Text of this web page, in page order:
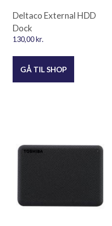
Deltaco External HDD
Dock
130,00kr.
GÅ TIL SHOP